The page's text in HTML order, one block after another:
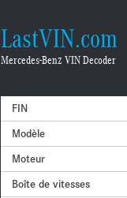
LastVIN.com
Mercedes-Benz VIN Decoder
FIN
Modèle
Moteur
Boîte de vitesses